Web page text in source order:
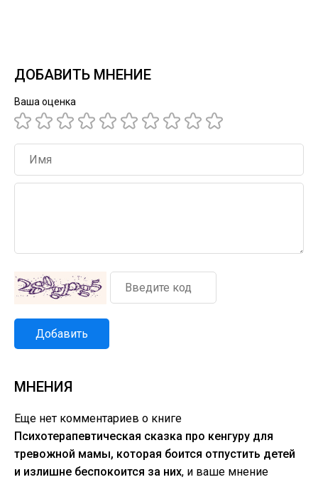
ДОБАВИТЬ МНЕНИЕ
Ваша оценка
Добавить
МНЕНИЯ
Еще нет комментариев о книге
Психотерапевтическая сказка про кенгуру для
тревожной мамы, которая боится отпустить детей
и излишне беспокоится за них, и ваше мнение